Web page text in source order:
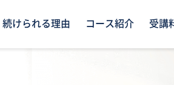
続けられる理由 コース紹介 受講